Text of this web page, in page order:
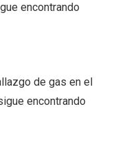
encontrando
de gas en el
encontrando